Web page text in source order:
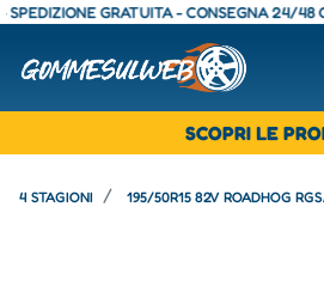
GRATUITA - CONSEGNA 24/48 ORE
SCOPRI LE
4 STAGIONI 195/50R15 82V ROADHOG